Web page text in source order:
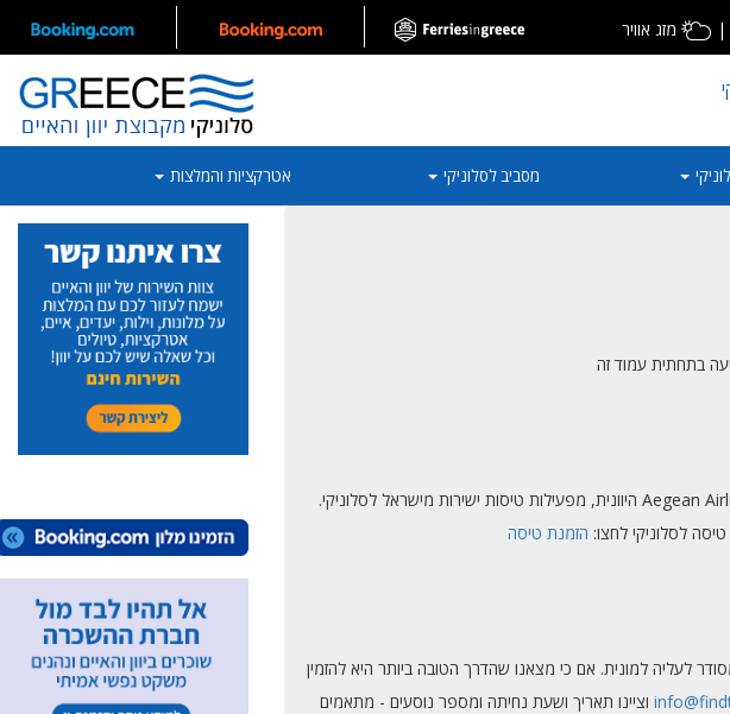
| מזג אוויר
מסביב לסלוניקי אטרקציות והמלצות
בתחתית עמוד זה
לסלוניקי לחצו: הזמנת טיסה
לעליה למונית. אם כי מצאנו שהדרך הטובה ביותר היא להזמין
וציינו תאריך ושעת נחיתה ומספר נוסעים - מתאמים